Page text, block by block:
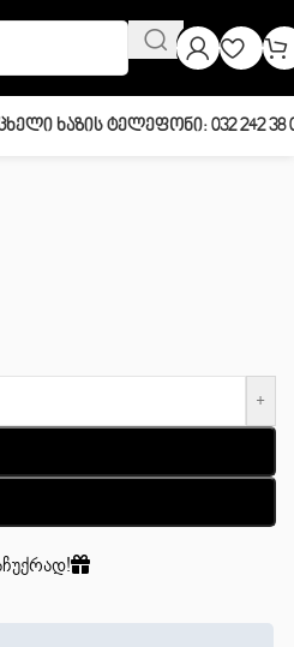
Ხაზის Ტელეფონი: 032 242 38
+